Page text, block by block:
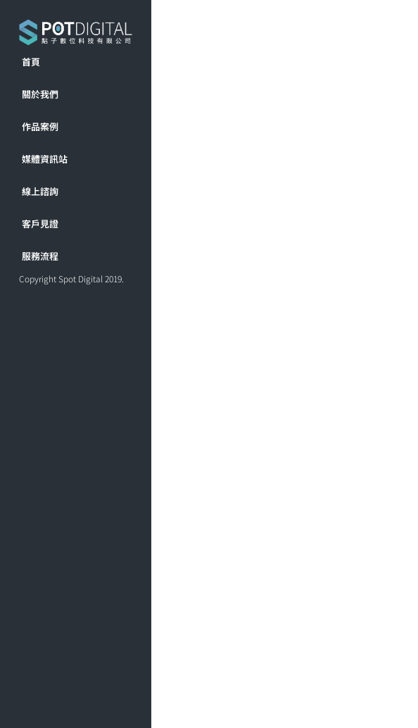
首頁
關於我們
作品案例
媒體資訊站
線上諮詢
客戶見證
服務流程
Copyright Spot Digital 2019.